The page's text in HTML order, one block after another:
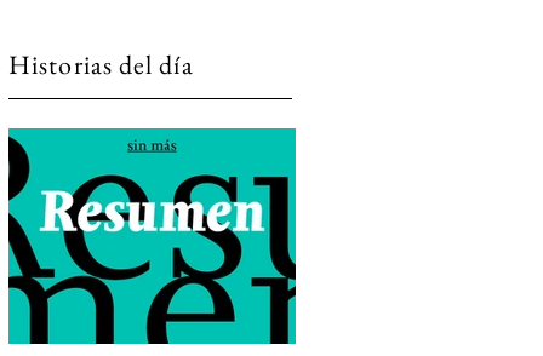
Historias del día